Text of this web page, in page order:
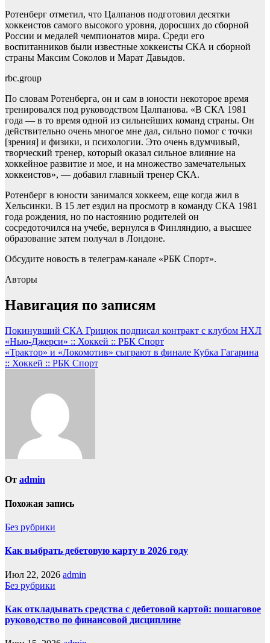
Ротенберг отметил, что Цалпанов подготовил десятки
хоккеистов самого высокого уровня, доросших до сборной
России и медалей чемпионатов мира. Среди его
воспитанников были известные хоккеисты СКА и сборной
страны Максим Соколов и Марат Давыдов.
rbc.group
По словам Ротенберга, он и сам в юности некоторое время
тренировался под руководством Цалпанова. «В СКА 1981
года — в то время одной из сильнейших команд страны. Он
действительно очень многое мне дал, сильно помог с точки
[зрения] и физики, и психологии. Это очень вдумчивый,
творческий тренер, который оказал сильное влияние на
хоккейное развитие и мое, и на множество замечательных
хоккеистов», — добавил главный тренер СКА.
Ротенберг в юности занимался хоккеем, еще когда жил в
Хельсинки. В 15 лет ездил на просмотр в команду СКА 1981
года рождения, но по настоянию родителей он
сосредоточился на учебе, вернулся в Финляндию, а высшее
образование затем получал в Лондоне.
Обсудите новость в телеграм-канале «РБК Спорт».
Авторы
Навигация по записям
Покинувший СКА Грицюк подписал контракт с клубом НХЛ
«Нью-Джерси» :: Хоккей :: РБК Спорт
«Трактор» и «Локомотив» сыграют в финале Кубка Гагарина
:: Хоккей :: РБК Спорт
От admin
Похожая запись
Без рубрики
Как выбрать дебетовую карту в 2026 году
Июл 22, 2026 admin
Без рубрики
Как откладывать средства с дебетовой картой: пошаговое
руководство по финансовой дисциплине